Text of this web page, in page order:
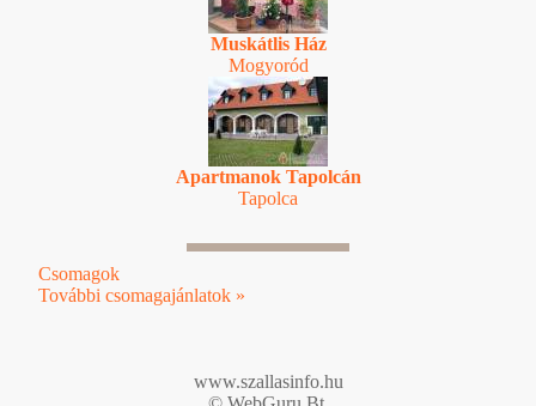
Muskátlis Ház
Mogyoród
Apartmanok Tapolcán
Tapolca
Csomagok
További csomagajánlatok »
www.szallasinfo.hu